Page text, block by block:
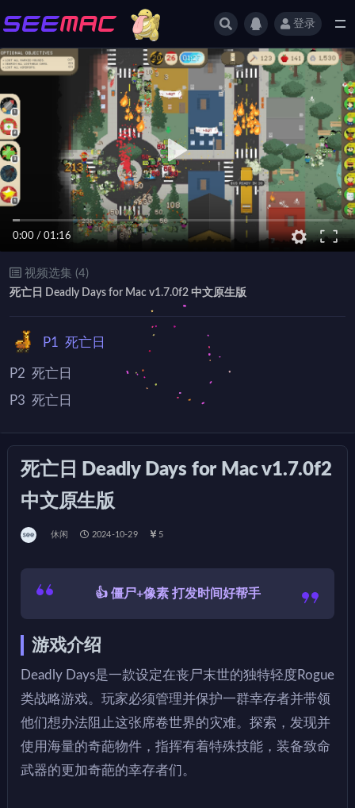
登录
0:00 / 01:16
视频选集 (4)
死亡日 Deadly Days for Mac v1.7.0f2 中文原生版
P1 死亡日
P2 死亡日
P3 死亡日
死亡日 Deadly Days for Mac v1.7.0f2
中文原生版
休闲 2024-10-29 5
👍 僵尸+像素 打发时间好帮手
游戏介绍
Deadly Days是一款设定在丧尸末世的独特轻度Rogue
类战略游戏。玩家必须管理并保护一群幸存者并带领
他们想办法阻止这张席卷世界的灾难。探索，发现并
使用海量的奇葩物件，指挥有着特殊技能，装备致命
武器的更加奇葩的幸存者们。